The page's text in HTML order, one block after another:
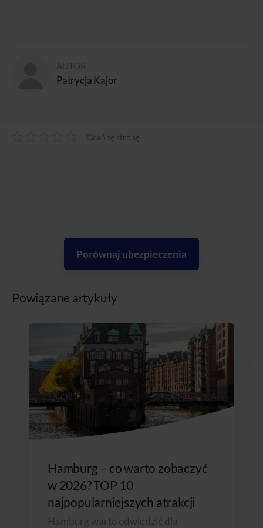
AUTOR
Patrycja Kajor
Oceń tę stronę
Porównaj ubezpieczenia
Powiązane artykuły
Hamburg – co warto zobaczyć
w 2026? TOP 10
najpopularniejszych atrakcji
Hamburg warto odwiedzić dla